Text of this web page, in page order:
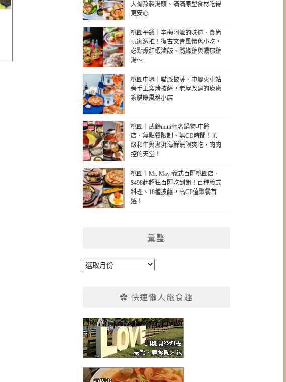
大骨熬製湯頭、滿滿原型食材吃得
更安心
桃園平鎮｜辛梅阿嬤的味道．食尚
玩家激推！復古文青風懷舊小吃，
必點爆紅蝦滷飯、隨緣雞與濃郁雞
湯～
桃園中壢｜喵派披薩．中壢火車站
旁手工窯烤披薩，老屋改建的療癒
系貓咪風格小店
桃園｜武鶴mini輕奢鍋物-中路
店．無點餐限制、無CD時間！頂
級和牛與澎湃海鮮無限爽吃，肉肉
控的天堂！
桃園｜Mr. May 義式百匯桃園店．
$498起超狂百匯吃到飽！百種義式
料理、18種披薩，高CP值聚餐首
選！
彙整
彙
✿ 快速懶人旅食趣